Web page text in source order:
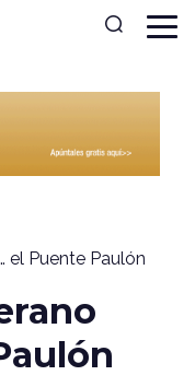
el Puente Paulón